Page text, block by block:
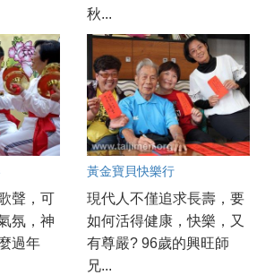
秋...
聲，可
氛，神
過年
黃金寶貝快樂行
現代人不僅追求長壽，要
如何活得健康，快樂，又
有尊嚴? 96歲的興旺師
兄...